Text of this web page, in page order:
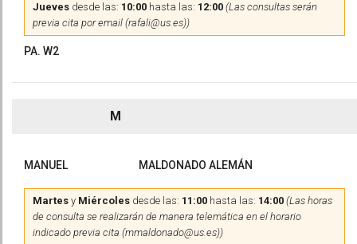
Jueves desde las: 10:00 hasta las: 12:00 (Las consultas serán
previa cita por email (rafali@us.es))
PA. W2
M
MANUEL MALDONADO ALEMÁN
Martes y Miércoles desde las: 11:00 hasta las: 14:00 (Las horas
de consulta se realizarán de manera telemática en el horario
indicado previa cita (mmaldonado@us.es))